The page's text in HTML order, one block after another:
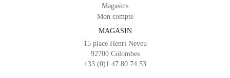
Magasins
Mon compte
MAGASIN
15 place Henri Neveu
92700 Colombes
+33 (0)1 47 80 74 53